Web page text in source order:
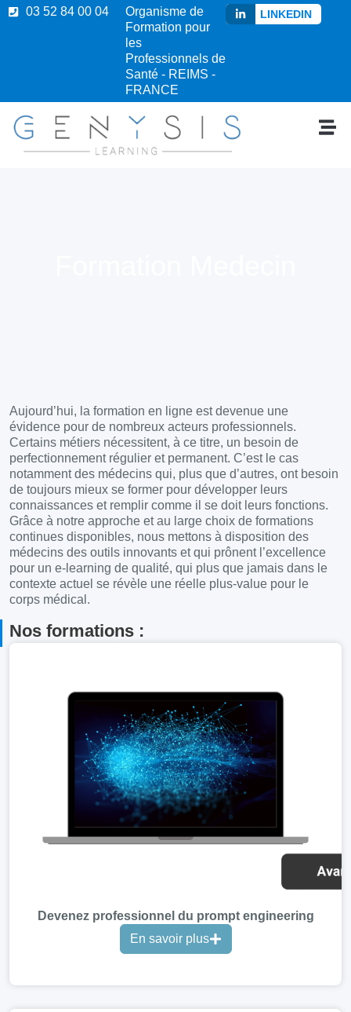
03 52 84 00 04
Organisme de
Formation pour
les
Professionnels de
Santé - REIMS -
FRANCE
LINKEDIN
Aujourd’hui, la formation en ligne est devenue une
évidence pour de nombreux acteurs professionnels.
Certains métiers nécessitent, à ce titre, un besoin de
perfectionnement régulier et permanent. C’est le cas
notamment des médecins qui, plus que d’autres, ont besoin
de toujours mieux se former pour développer leurs
connaissances et remplir comme il se doit leurs fonctions.
Grâce à notre approche et au large choix de formations
continues disponibles, nous mettons à disposition des
médecins des outils innovants et qui prônent l’excellence
pour un e-learning de qualité, qui plus que jamais dans le
contexte actuel se révèle une réelle plus-value pour le
corps médical.
Nos formations :
Devenez professionnel du prompt engineering
En savoir plus